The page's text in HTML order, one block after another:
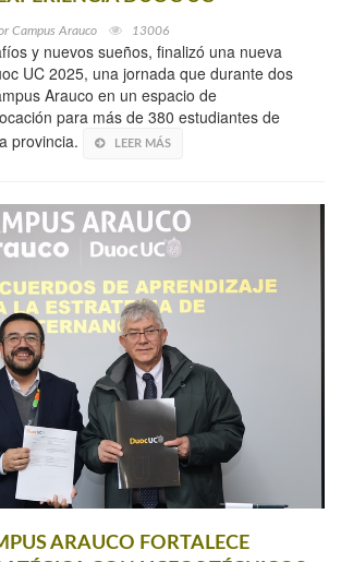
Campus Arauco 13006
y nuevos sueños, finalizó una nueva
UC 2025, una jornada que durante dos
Arauco en un espacio de
para más de 380 estudiantes de
provincia.
LEER MÁS
ARAUCO FORTALECE